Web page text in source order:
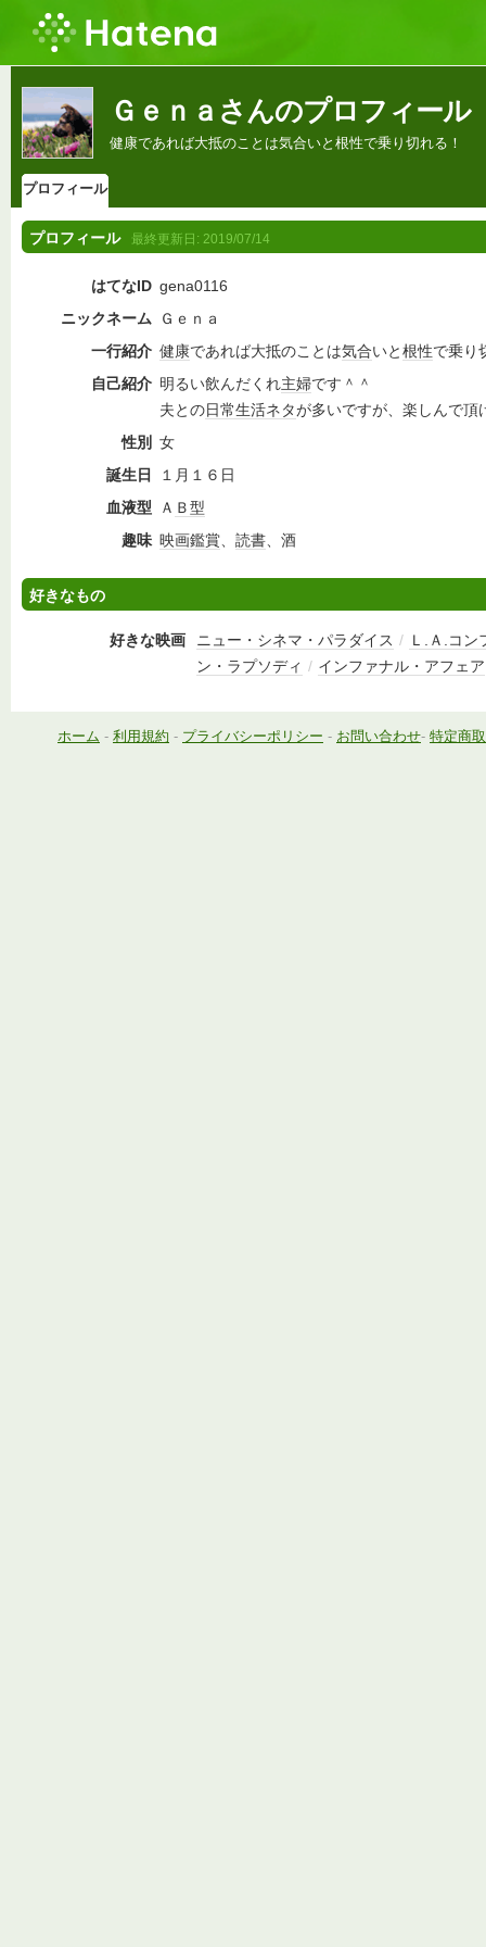
Ｇｅｎａさんのプロフィール
健康であれば大抵のことは気合いと根性で乗り切れる！
プロフィール
プロフィール 最終更新日: 2019/07/14
はてなID gena0116
ニックネーム
Ｇｅｎａ
一行紹介 健康であれば大抵のことは気合いと根性で乗り
自己紹介 明るい飲んだくれ主婦です＾＾
夫との日常生活ネタが多いですが、楽しんで頂
性別
女
誕生日
１月１６日
血液型
Ａ Ｂ型
趣味 映画鑑賞、 読書、酒
好きなもの
好きな映画 ニュー・シネマ・パラダイス / Ｌ.Ａ.コン
ン・ラプソディ / インファナル・アフェア
ホーム - 利用規約 - プライバシーポリシー - お問い合わせ- 特定商